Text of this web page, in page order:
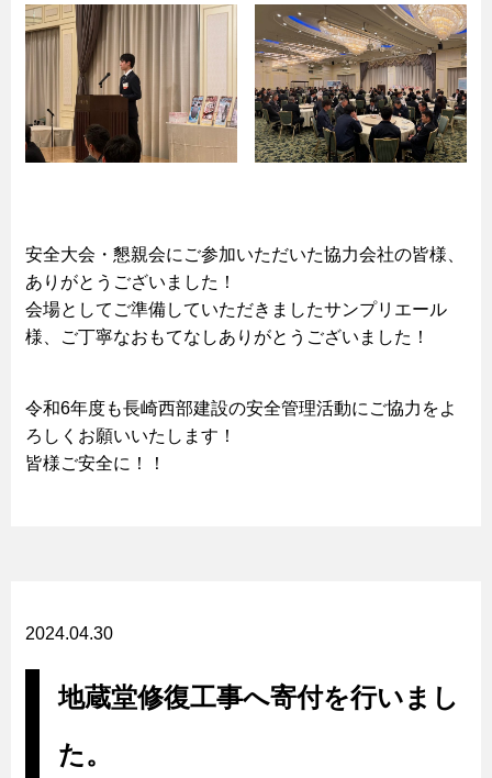
安全大会・懇親会にご参加いただいた協力会社の皆様、
ありがとうございました！
会場としてご準備していただきましたサンプリエール
様、ご丁寧なおもてなしありがとうございました！
令和6年度も長崎西部建設の安全管理活動にご協力をよ
ろしくお願いいたします！
皆様ご安全に！！
2024.04.30
地蔵堂修復工事へ寄付を行いまし
た。